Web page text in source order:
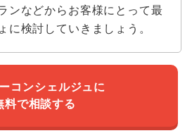
ンなどからお客様にとって最
に検討していきましょう。
コンシェルジュに
料で相談する